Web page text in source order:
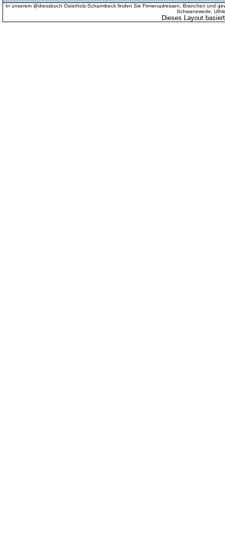
In unserem @dressbuch Osterholz-Scharmbeck finden Sie Firmenadressen, Branchen und
Schwanewede,
Dieses Layout